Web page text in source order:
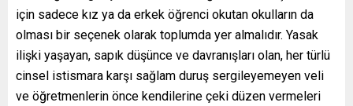
için sadece kız ya da erkek öğrenci okutan okulların da
olması bir seçenek olarak toplumda yer almalıdır. Yasak
ilişki yaşayan, sapık düşünce ve davranışları olan, her türlü
cinsel istismara karşı sağlam duruş sergileyemeyen veli
ve öğretmenlerin önce kendilerine çeki düzen vermeleri